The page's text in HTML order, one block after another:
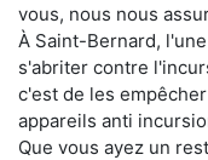
vous, nous nous
À Saint-Bernard,
s'abriter contre
c'est de les
appareils anti
Que vous ayez un